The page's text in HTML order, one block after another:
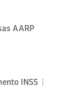
AARP
INSS